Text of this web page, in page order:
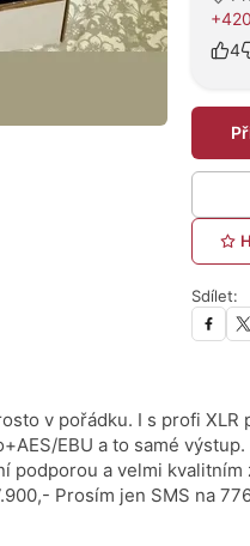
4
Sdílet:
v pořádku. I s profi XLR
EBU a to samé
podporou a velmi kvalitním
Prosím jen SMS na